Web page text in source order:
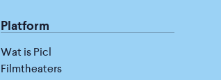
Platform
Wat is Picl
Filmtheaters